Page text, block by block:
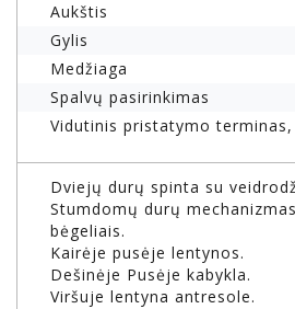
Aukštis
Gylis
Medžiaga
Spalvų pasirinkimas
Vidutinis pristatymo terminas,
Dviejų durų spinta su
Stumdomų durų
bėgeliais.
Kairėje pusėje lentynos.
Dešinėje Pusėje kabykla.
Viršuje lentyna antresole.